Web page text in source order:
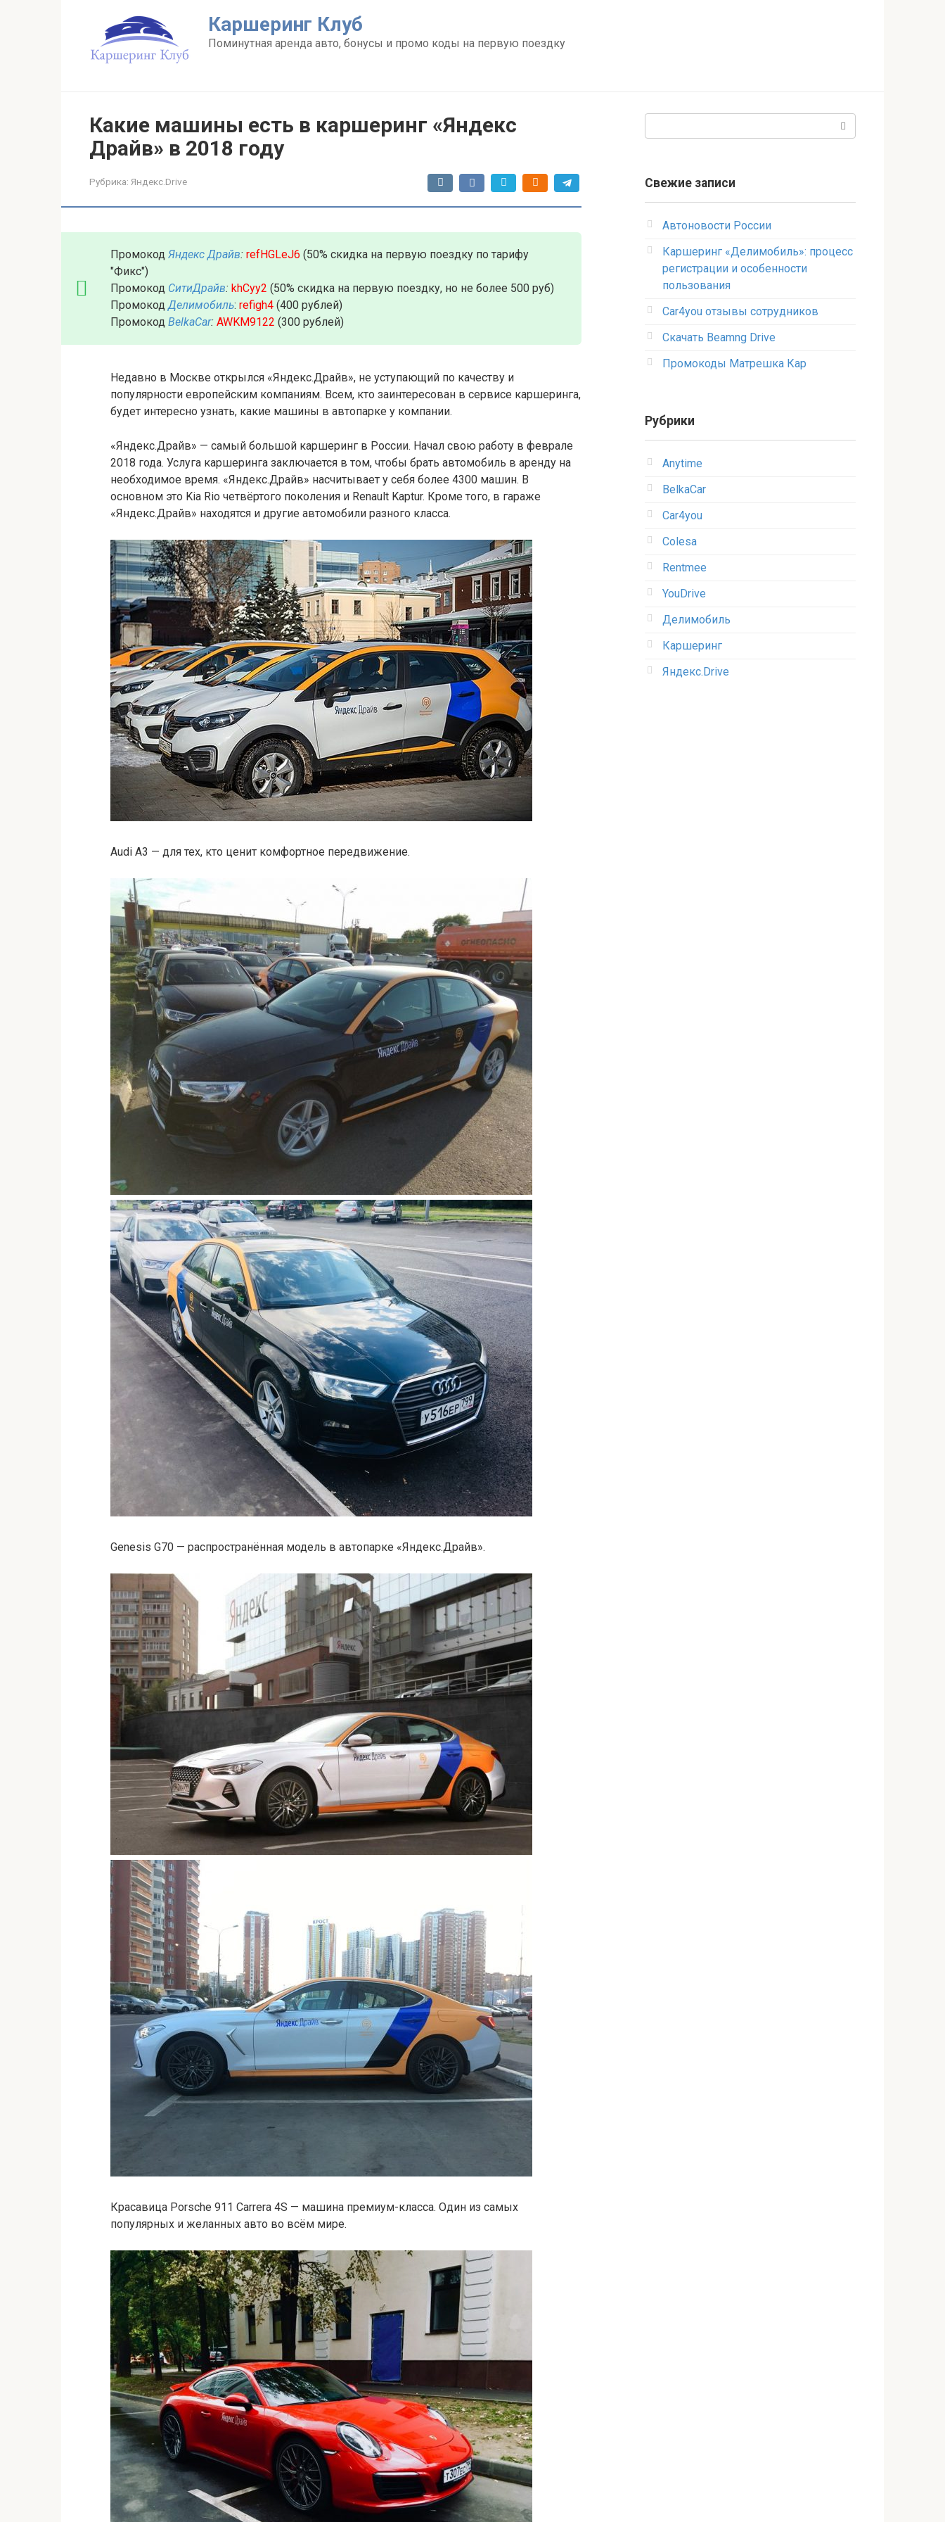
Каршеринг Клуб
Поминутная аренда авто, бонусы и промо коды на первую поездку
Какие машины есть в каршеринг «Яндекс
Драйв» в 2018 году
Рубрика: Яндекс.Drive
Промокод Яндекс Драйв: refHGLeJ6 (50% скидка на первую поездку по тарифу
"Фикс")
Промокод СитиДрайв: khCyy2 (50% скидка на первую поездку, но не более 500 руб)
ПромокодДелимобиль: refigh4 (400 рублей)
Промокод BelkaCar: AWKM9122 (300 рублей)
Недавно в Москве открылся «Яндекс.Драйв», не уступающий по качеству и
популярности европейским компаниям. Всем, кто заинтересован в сервисе каршеринга,
будет интересно узнать, какие машины в автопарке у компании.
«Яндекс.Драйв» — самый большой каршеринг в России. Начал свою работу в феврале
2018 года. Услуга каршеринга заключается в том, чтобы брать автомобиль в аренду на
необходимое время. «Яндекс.Драйв» насчитывает у себя более 4300 машин. В
основном это Kia Rio четвёртого поколения и Renault Kaptur. Кроме того, в гараже
«Яндекс.Драйв» находятся и другие автомобили разного класса.
Audi A3 — для тех, кто ценит комфортное передвижение.
Genesis G70 — распространённая модель в автопарке «Яндекс.Драйв».
Красавица Porsche 911 Carrera 4S — машина премиум-класса. Один из самых
популярных и желанных авто во всём мире.
Свежие записи
Автоновости России
Каршеринг «Делимобиль»: процесс
регистрации и особенности
пользования
Car4you отзывы сотрудников
Скачать Beamng Drive
Промокоды Матрешка Кар
Рубрики
Anytime
BelkaCar
Car4you
Colesa
Rentmee
YouDrive
Делимобиль
Каршеринг
Яндекс.Drive